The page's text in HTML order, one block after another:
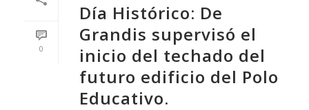
0
Día Histórico: De
Grandis supervisó el
inicio del techado del
futuro edificio del Polo
Educativo.